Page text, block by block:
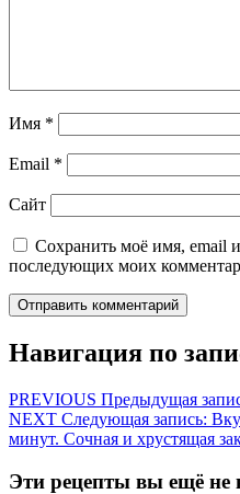
Имя *
Email *
Сайт
Сохранить моё имя, email и
последующих моих
Навигация по
PREVIOUS Предыдущая
NEXT Следующая запись:
минут. Сочная и хрустящая
Эти рецепты вы ещё не